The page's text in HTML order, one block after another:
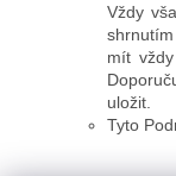
Vždy
mít
uložit.
Tyto